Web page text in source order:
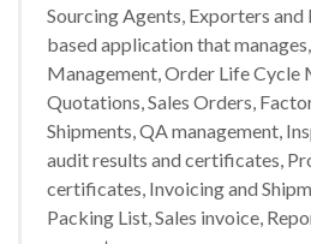
Sourcing Agents, Exporters
based application that
Management, Order Life Cycle
Quotations, Sales Orders,
Shipments, QA management,
audit results and certificates,
certificates, Invoicing and
Packing List, Sales invoice,